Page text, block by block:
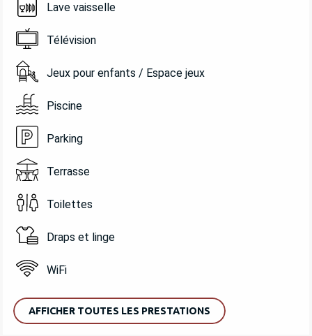
Lave vaisselle
Télévision
Jeux pour enfants / Espace jeux
Piscine
Parking
Terrasse
Toilettes
Draps et linge
WiFi
AFFICHER TOUTES LES PRESTATIONS